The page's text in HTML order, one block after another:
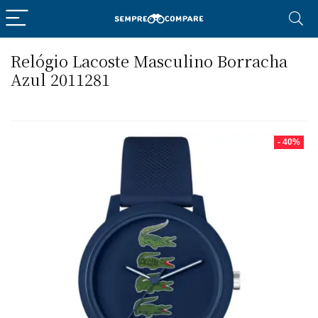
Relógio Lacoste Masculino Borracha
Azul 2011281
- 40%